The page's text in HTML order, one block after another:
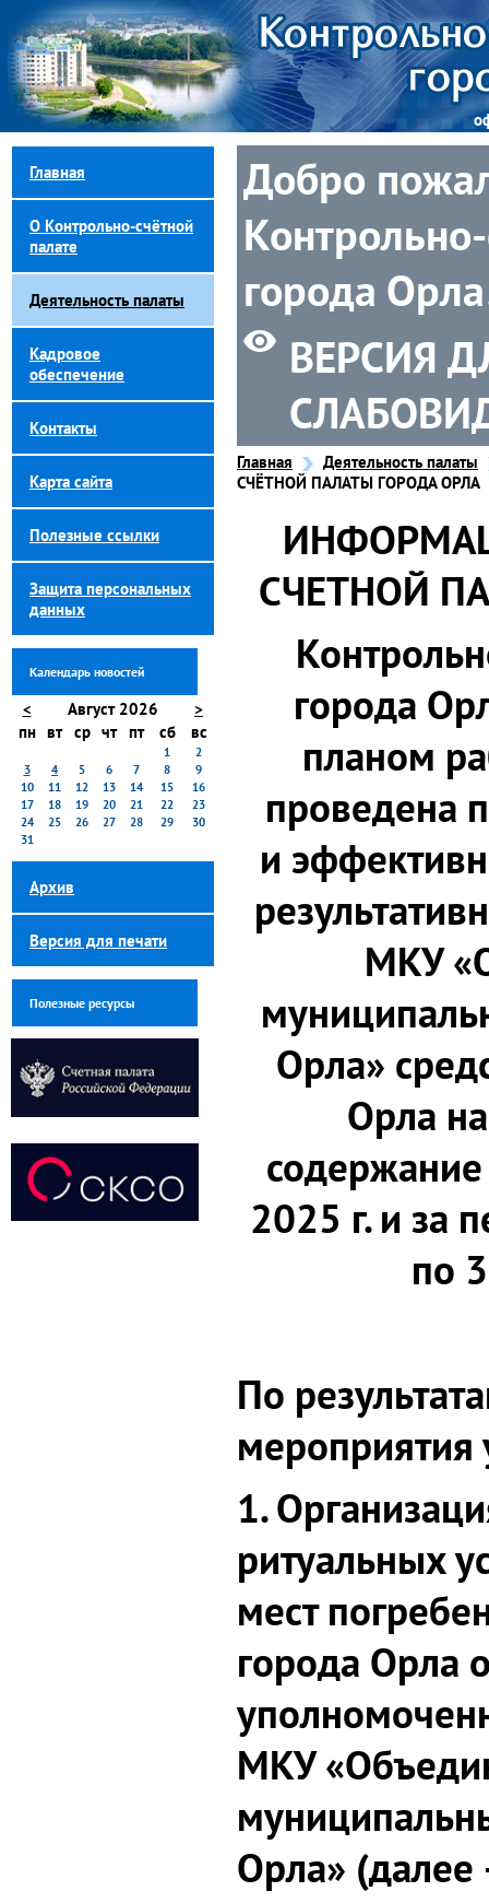
Главная
О Контрольно-счётной
палате
Деятельность палаты
Кадровое
обеспечение
Контакты
Карта сайта
Полезные ссылки
Защита персональных
данных
Календарь новостей
< Август 2026
>
пн вт ср чт пт сб вс
1
2
3
4 5 6 7 8
9
10
11 12 13 14 15
16
17
18 19 20 21 22
23
24
25 26 27 28 29
30
31
Архив
Версия для печати
Полезные ресурсы
Добро
города
ВЕРСИЯ
Главная
Деятельность палаты
СЧЁТНОЙ ПАЛАТЫ ГОРОДА ОРЛА
СЧЕТНОЙ
города
планом
проведена
и
МКУ
Орла»
Орла
2025 г. и за
по
По
мероприятия
1.
ритуальных
мест
города Орла
МКУ
Орла»